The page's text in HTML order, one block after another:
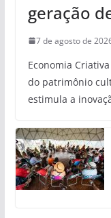
geração
7 de agosto de
Economia
do patrimônio
estimula a